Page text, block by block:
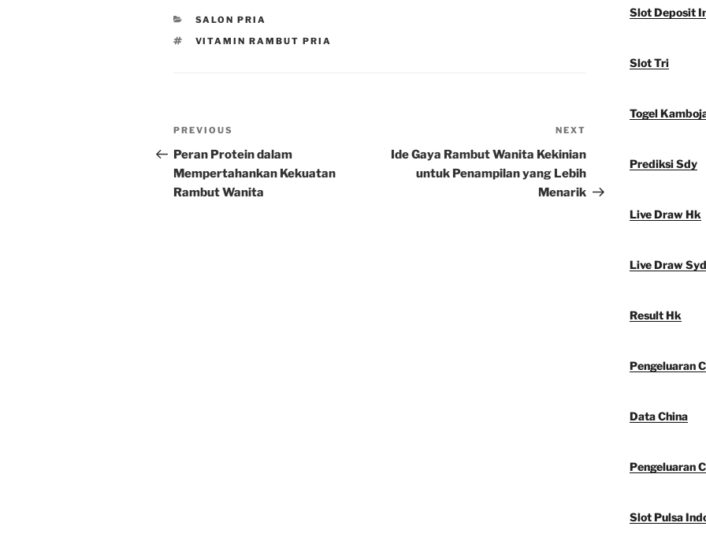
CATEGORIES
SALON PRIA
TAGS
VITAMIN RAMBUT PRIA
Post
navigation
Previous
Post
PREVIOUS
Peran Protein dalam
Mempertahankan Kekuatan
Rambut Wanita
Post
NEXT
Ide Gaya Rambut Wanita Kekinian
untuk Penampilan yang Lebih
Menarik
Slot Deposit
Slot Tri
Togel
Prediksi Sdy
Live Draw Hk
Live Draw
Result Hk
Pengeluaran
Data China
Pengeluaran
Slot Pulsa